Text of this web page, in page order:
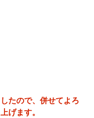
たので、併せてよろ
げます。